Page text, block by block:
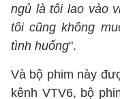
ngủ là tôi lao vào
tôi cũng không
tình huống".
Và bộ phim này
kênh VTV6, bộ